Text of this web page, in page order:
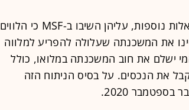
עורך הדין הישראלי לא השתכנע ושאל שאלות נוספות, עליהן השיבו ב-MSF כי הלווים
את המשכנתה שעלולה להפריע למלווה
ישלם את חוב המשכנתה במלואו, כולל
את הנכסים. על בסיס הניתוח הזה
2020.